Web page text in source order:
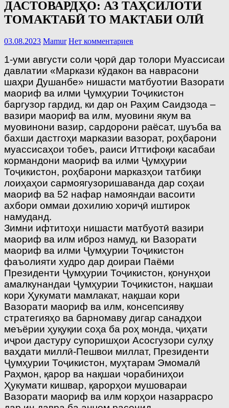
ДАСТОВАРДҲО: АЗ ТАҲСИЛОТИ
ТОМАКТАБӢ ТО МАКТАБИ ОЛӢ
03.08.2023 Mamur Нет комментариев
1-уми августи соли ҷорӣ дар толори Муассисаи
давлатии «Маркази кӯдакон ва наврасони
шаҳри Душанбе» нишасти матбуотии Вазорати
маориф ва илми Ҷумҳурии Тоҷикистон
баргузор гардид, ки дар он Раҳим Саидзода –
вазири маориф ва илм, муовини якум ва
муовинони вазир, сардорони раёсат, шуъба ва
бахши дастгоҳи марказии вазорат, роҳбарони
муассисаҳои тобеъ, раиси Иттифоқи касабаи
кормандони маориф ва илми Ҷумҳурии
Тоҷикистон, роҳбарони марказҳои татбиқи
лоиҳаҳои сармоягузоришаванда дар соҳаи
маориф ва 52 нафар намояндаи васоити
ахбори оммаи дохилию хориҷӣ иштирок
намуданд.
Зимни ифтитоҳи нишасти матбуотӣ вазири
маориф ва илм иброз намуд, ки Вазорати
маориф ва илми Ҷумҳурии Тоҷикистон
фаъолияти худро дар доираи Паёми
Президенти Ҷумҳурии Тоҷикистон, қонунҳои
амалкунандаи Ҷумҳурии Тоҷикистон, нақшаи
кори Ҳукумати мамлакат, нақшаи кори
Вазорати маориф ва илм, консепсияву
стратегияҳо ва барномаву дигар санадҳои
меъёрии ҳуқуқии соҳа ба роҳ монда, ҷиҳати
иҷрои дастуру супоришҳои Асосгузори сулҳу
ваҳдати миллӣ-Пешвои миллат, Президенти
Ҷумҳурии Тоҷикистон, муҳтарам Эмомалӣ
Раҳмон, қарор ва нақшаи чорабиниҳои
Ҳукумати кишвар, қарорҳои мушовараи
Вазорати маориф ва илм корҳои назаррасро